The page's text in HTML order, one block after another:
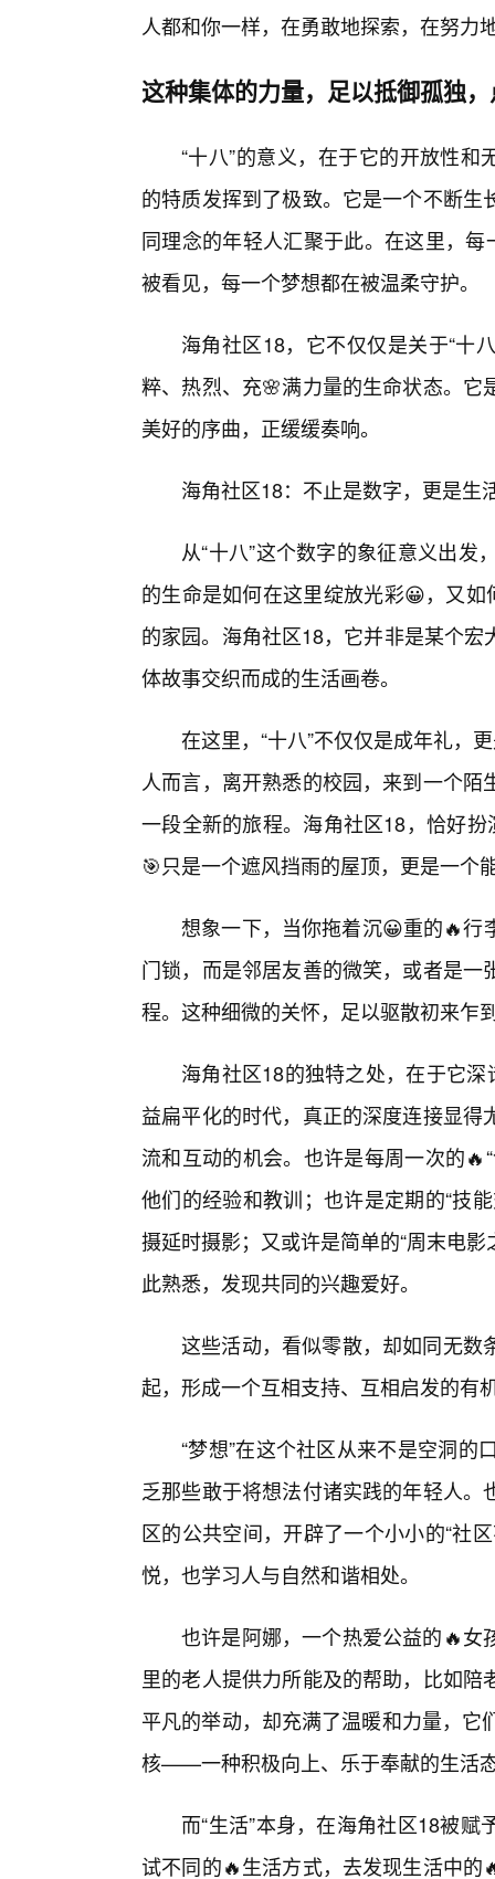
人都和你一样，在勇敢地探索，在努力
这种集体的力量，足以抵御孤独
“十八”的意义，在于它的开放性和
的特质发挥到了极致。它是一个不断
同理念的年轻人汇聚于此。在这里，
被看见，每一个梦想都在被温柔守护。
海角社区18，它不仅仅是关于“十
粹、热烈、充🌸满力量的生命状态。
美好的序曲，正缓缓奏响。
海角社区18：不止是数字，更是生
从“十八”这个数字的象征意义出
的生命是如何在这里绽放光彩😀，又
的家园。海角社区18，它并非是某个
体故事交织而成的生活画卷。
在这里，“十八”不仅仅是成年礼，
人而言，离开熟悉的校园，来到一个
一段全新的旅程。海角社区18，恰好
🎯只是一个遮风挡雨的屋顶，更是一个
想象一下，当你拖着沉😀重的🔥行
门锁，而是邻居友善的微笑，或者是
程。这种细微的关怀，足以驱散初来乍
海角社区18的独特之处，在于它
益扁平化的时代，真正的深度连接显
流和互动的机会。也许是每周一次的
他们的经验和教训；也许是定期的“技
摄延时摄影；又或许是简单的“周末电
此熟悉，发现共同的兴趣爱好。
这些活动，看似零散，却如同无数
起，形成一个互相支持、互相启发的有
“梦想”在这个社区从来不是空洞
乏那些敢于将想法付诸实践的年轻人
区的公共空间，开辟了一个小小的“社
悦，也学习人与自然和谐相处。
也许是阿娜，一个热爱公益的🔥女
里的老人提供力所能及的帮助，比如
平凡的举动，却充满了温暖和力量，
核——一种积极向上、乐于奉献的生活
而“生活”本身，在海角社区18被
试不同的🔥生活方式，去发现生活中